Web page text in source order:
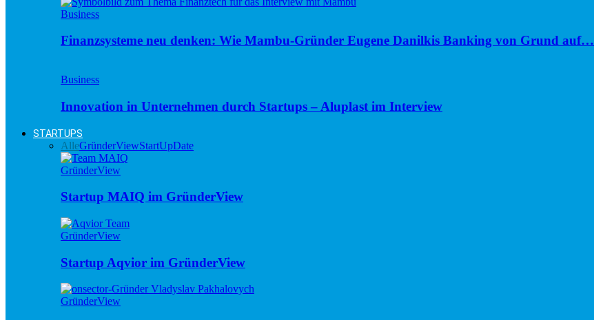
Business
Finanzsysteme neu denken: Wie Mambu-Gründer Eugene Danilkis Banking von Grund auf…
Business
Innovation in Unternehmen durch Startups – Aluplast im Interview
STARTUPS
AlleGründerViewStartUpDate
GründerView
Startup MAIQ im GründerView
GründerView
Startup Aqvior im GründerView
GründerView